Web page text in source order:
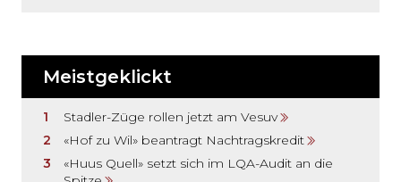
Meistgeklickt
Stadler-Züge rollen jetzt am Vesuv
«Hof zu Wil» beantragt Nachtragskredit
«Huus Quell» setzt sich im LQA-Audit an die